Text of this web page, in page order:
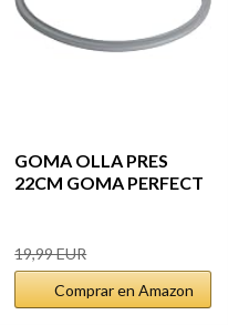
GOMA OLLA PRES
22CM GOMA PERFECT
19,99 EUR
Comprar en Amazon